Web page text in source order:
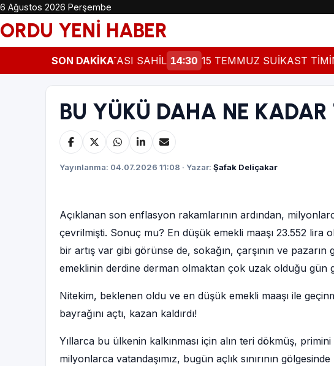
6 Ağustos 2026 Perşembe
ORDU YENİ HABER
SON DAKİKA
GÖÇÜN ROTASI SAHİL 14:30 15 TEMMUZ SUİKAST
BU YÜKÜ DAHA NE
Yayınlanma: 04.07.2026 11:08 · Yazar: Şafak Deliçakar
Açıklanan son enflasyon rakamlarının ardından,
çevrilmişti. Sonuç mu? En düşük emekli maaşı 23.552 lira
bir artış var gibi görünse de, sokağın, çarşının ve
emeklinin derdine derman olmaktan çok uzak olduğu gün
Nitekim, beklenen oldu ve en düşük emekli maaşı ile
bayrağını açtı, kazan kaldırdı!
Yıllarca bu ülkenin kalkınması için alın teri dökmüş,
milyonlarca vatandaşımız, bugün açlık sınırının